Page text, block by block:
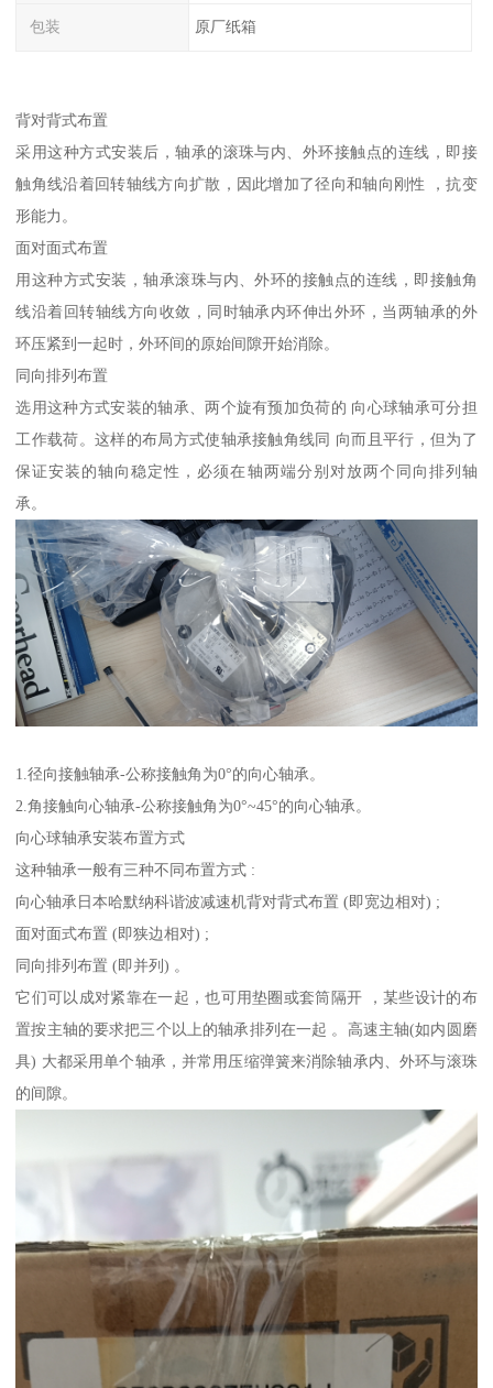
包装 原厂纸箱
背对背式布置
采用这种方式安装后，轴承的滚珠与内、外环接触点的连线，即接
触角线沿着回转轴线方向扩散，因此增加了径向和轴向刚性 ，抗变
形能力。
面对面式布置
用这种方式安装，轴承滚珠与内、外环的接触点的连线，即接触角
线沿着回转轴线方向收敛，同时轴承内环伸出外环，当两轴承的外
环压紧到一起时，外环间的原始间隙开始消除。
同向排列布置
选用这种方式安装的轴承、两个旋有预加负荷的 向心球轴承可分担
工作载荷。这样的布局方式使轴承接触角线同 向而且平行，但为了
保证安装的轴向稳定性，必须在轴两端分别对放两个同向排列轴
承。
1.径向接触轴承-公称接触角为0°的向心轴承。
2.角接触向心轴承-公称接触角为0°~45°的向心轴承。
向心球轴承安装布置方式
这种轴承一般有三种不同布置方式 :
向心轴承日本哈默纳科谐波减速机背对背式布置 (即宽边相对) ;
面对面式布置 (即狭边相对) ;
同向排列布置 (即并列) 。
它们可以成对紧靠在一起，也可用垫圈或套筒隔开 ，某些设计的布
置按主轴的要求把三个以上的轴承排列在一起 。高速主轴(如内圆磨
具) 大都采用单个轴承，并常用压缩弹簧来消除轴承内、外环与滚珠
的间隙。